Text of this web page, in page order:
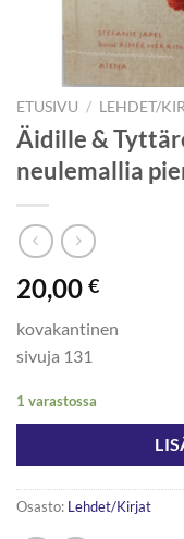
ETUSIVU / LEHDET/
Äidille &
neulemallia
20,00 €
kovakantinen
sivuja 131
1 varastossa
Osasto: Lehdet/Kirjat